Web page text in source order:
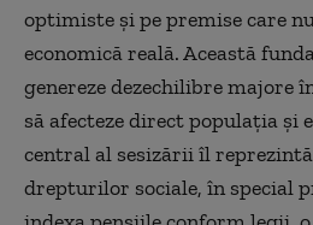
optimiste și pe premise care
economică reală. Această
genereze dezechilibre majore
să afecteze direct populația și
central al sesizării îl
drepturilor sociale, în special